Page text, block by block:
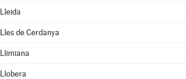
Lleida
Lles de Cerdanya
Llimiana
Llobera